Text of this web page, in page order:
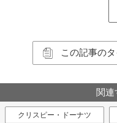
この記事の
関連
クリスピー・ドーナツ